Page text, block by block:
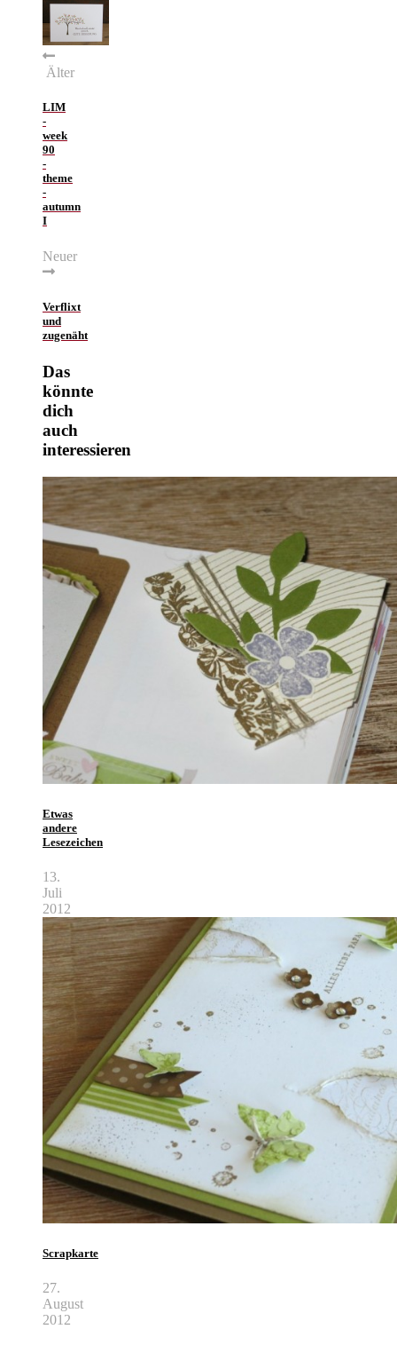
Älter
LIM
-
week
90
-
theme
-
autumn
I
Neuer
Verflixt
und
zugenäht
Das
könnte
dich
auch
interessieren
Etwas
andere
Lesezeichen
13.
Juli
2012
Scrapkarte
27.
August
2012